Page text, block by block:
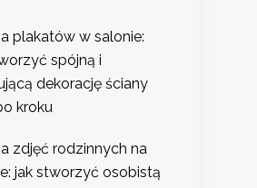
plakatów w salonie:
spójną i
dekorację ściany
kroku
zdjęć rodzinnych na
jak stworzyć osobistą